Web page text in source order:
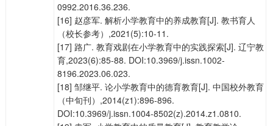
0992.2016.36.236.
[16] 赵彦军. 解析小学教育中的养成教育[J]. 教书育人
（校长参考）,2021(5):10-11.
[17] 路广. 教育戏剧在小学教育中的实践探索[J]. 辽宁教
育,2023(6):85-88. DOI:10.3969/j.issn.1002-
8196.2023.06.023.
[18] 邹继平. 论小学教育中的德育教育[J]. 中国校外教育
（中旬刊）,2014(z1):896-896.
DOI:10.3969/j.issn.1004-8502(z).2014.z1.0810.